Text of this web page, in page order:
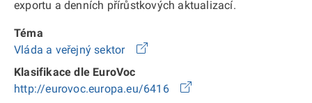
exportu a denních přírůstkových aktualizací.
Téma
Vláda a veřejný sektor
Klasifikace dle EuroVoc
http://eurovoc.europa.eu/6416